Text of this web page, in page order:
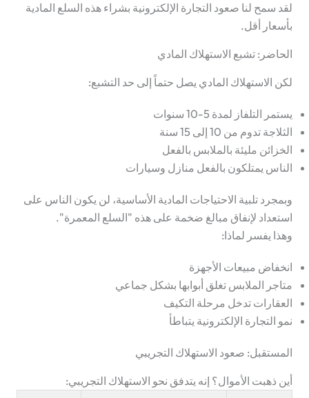
لقد سمح لنا صعود التجارة الإلكترونية بشراء هذه السلع المادية
بأسعار أقل.
الحاضر: تشبع الاستهلاك المادي
لكن الاستهلاك المادي يصل حتماً إلى حد التشبع:
يستمر التلفاز لمدة 5-10 سنوات
الثلاجة تدوم من 10 إلى 15 سنة
الخزائن مليئة بالملابس بالفعل
الناس يمتلكون بالفعل منازل وسيارات
وبمجرد تلبية الاحتياجات المادية الأساسية، لن يكون الناس على
استعداد لإنفاق مبالغ ضخمة على هذه "السلع المعمرة".
وهذا يفسر لماذا:
انخفاض مبيعات الأجهزة
متاجر الملابس تغلق أبوابها بشكل جماعي
العقارات تدخل مرحلة التكيف
نمو التجارة الإلكترونية يتباطأ
المستقبل: صعود الاستهلاك التجريبي
أين ذهبت الأموال؟ إنه يتدفق نحو الاستهلاك التجريبي: